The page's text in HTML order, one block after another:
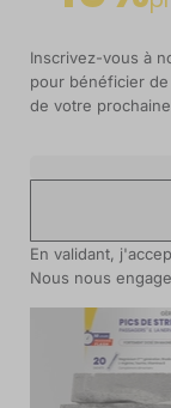
Inscrivez-vous à
pour bénéficier
de votre
En validant,
Nous nous
17,90 €